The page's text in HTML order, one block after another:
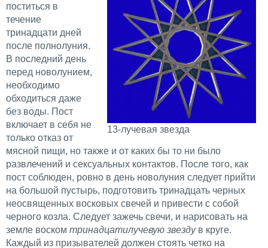
13-лучевая звезда
поститься в
течение
тринадцати дней
после полнолуния.
В последний день
перед новолунием,
необходимо
обходиться даже
без воды. Пост
включает в себя не
только отказ от
мясной пищи, но также и от каких бы то ни было
развлечений и сексуальных контактов. После того, как
пост соблюден, ровно в день новолуния следует прийти
на большой пустырь, подготовить тринадцать черных
неосвященных восковых свечей и привести с собой
черного козла. Следует зажечь свечи, и нарисовать на
земле воском тринадцатилучевую звездув круге.
Каждый из призывателей должен стоять четко на